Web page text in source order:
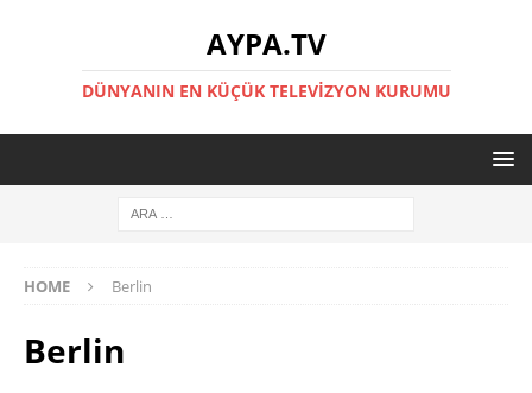
AYPA.TV
DÜNYANIN EN KÜÇÜK TELEVIZYON KURUMU
HOME Berlin
Berlin